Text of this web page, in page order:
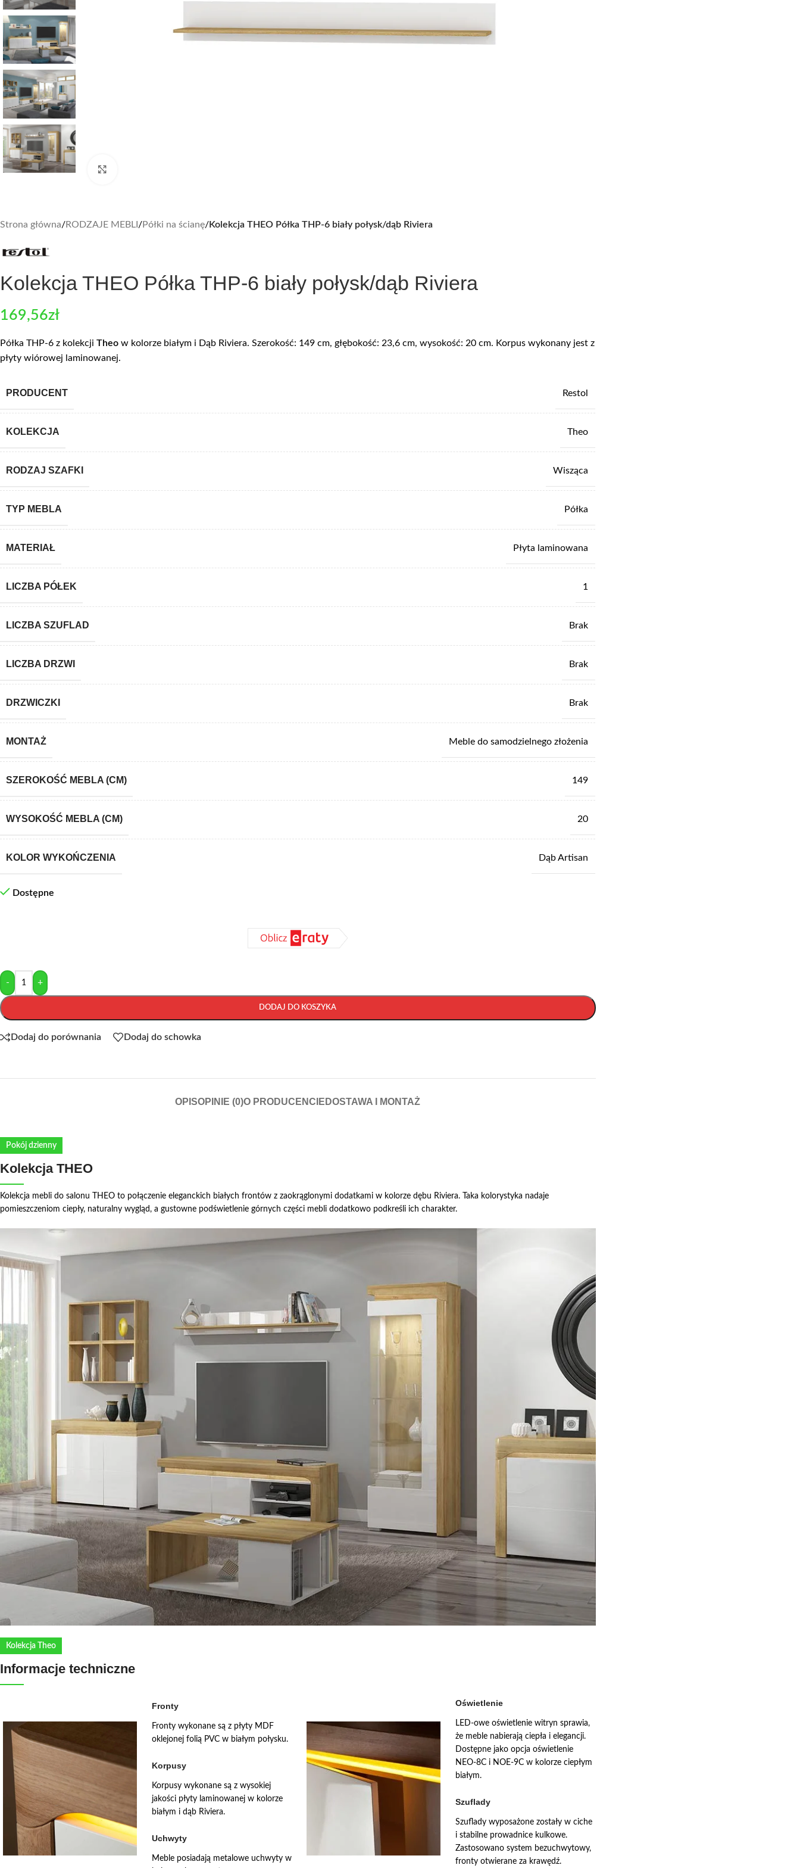
Strona główna/RODZAJE MEBLI /Półki na ścianę/Kolekcja THEO Półka THP-6 biały połysk/dąb Riviera
Kolekcja THEO Półka THP-6 biały połysk/dąb Riviera
169,56zł
Półka THP-6 z kolekcji Theo w kolorze białym i Dąb Riviera. Szerokość: 149 cm, głębokość: 23,6 cm, wysokość: 20 cm. Korpus wykonany jest z
płyty wiórowej laminowanej.
PRODUCENT Restol
KOLEKCJA Theo
RODZAJ SZAFKI Wisząca
TYP MEBLA Półka
MATERIAŁ Płyta laminowana
LICZBA PÓŁEK 1
LICZBA SZUFLAD Brak
LICZBA DRZWI Brak
DRZWICZKI Brak
MONTAŻ Meble do samodzielnego złożenia
SZEROKOŚĆ MEBLA (CM) 149
WYSOKOŚĆ MEBLA (CM) 20
KOLOR WYKOŃCZENIA Dąb Artisan
Dostępne
- +
DODAJ DO KOSZYKA
Dodaj do porównania Dodaj do schowka
OPISOPINIE (0)O PRODUCENCIE DOSTAWA I MONTAŻ
Pokój dzienny
Kolekcja THEO
Kolekcja mebli do salonu THEO to połączenie eleganckich białych frontów z zaokrąglonymi dodatkami w kolorze dębu Riviera. Taka kolorystyka nadaje
pomieszczeniom ciepły, naturalny wygląd, a gustowne podświetlenie górnych części mebli dodatkowo podkreśli ich charakter.
Kolekcja Theo
Informacje techniczne
Fronty
Fronty wykonane są z płyty MDF
oklejonej folią PVC w białym połysku.
Korpusy
Korpusy wykonane są z wysokiej
jakości płyty laminowanej w kolorze
białym i dąb Riviera.
Uchwyty
Meble posiadają metalowe uchwyty w
Oświetlenie
LED-owe oświetlenie witryn sprawia,
że meble nabierają ciepła i elegancji.
Dostępne jako opcja oświetlenie
NEO-8C i NOE-9C w kolorze ciepłym
białym.
Szuflady
Szuflady wyposażone zostały w ciche
i stabilne prowadnice kulkowe.
Zastosowano system bezuchwytowy,
fronty otwierane za krawędź.